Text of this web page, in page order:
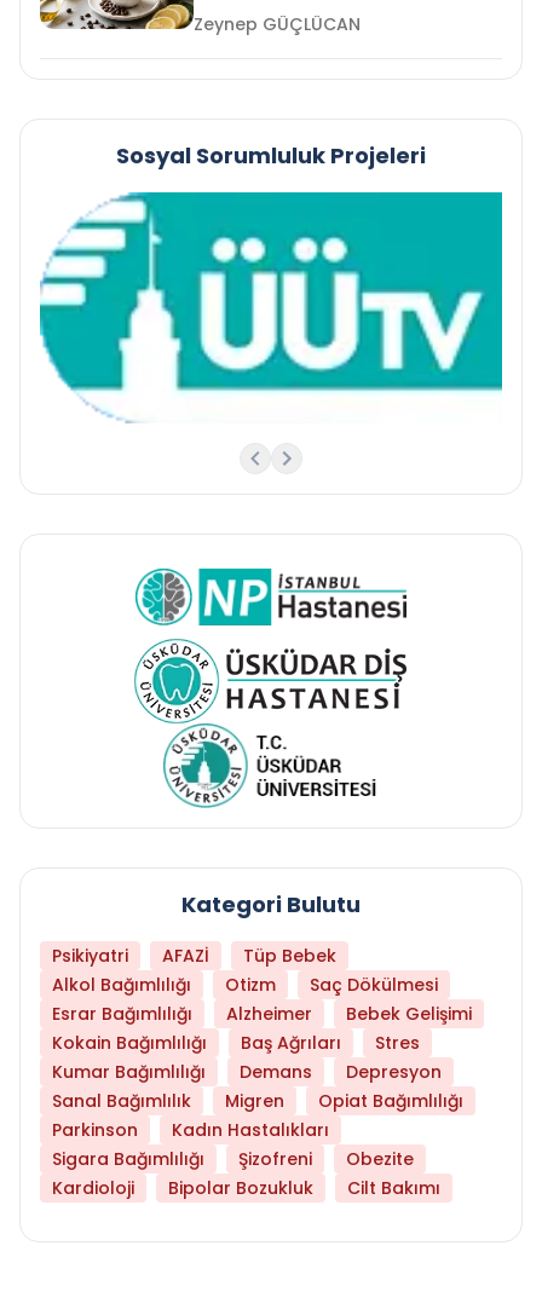
Zeynep GÜÇLÜCAN
Sosyal Sorumluluk Projeleri
Kategori Bulutu
Psikiyatri AFAZİ
Tüp Bebek
Alkol Bağımlılığı
Otizm
Saç Dökülmesi
Esrar Bağımlılığı
Alzheimer
Bebek Gelişimi
Kokain Bağımlılığı
Baş Ağrıları
Stres
Kumar Bağımlılığı
Demans
Depresyon
Sanal Bağımlılık
Migren
Opiat Bağımlılığı
Parkinson
Kadın Hastalıkları
Sigara Bağımlılığı
Şizofreni
Obezite
Kardioloji
Bipolar Bozukluk Cilt Bakımı